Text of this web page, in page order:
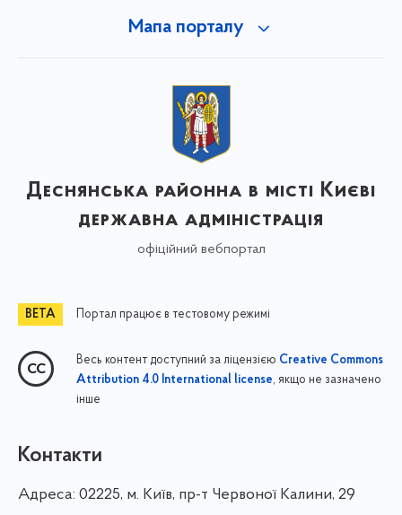
Мапа порталу
Деснянська районна в місті Києві
державна адміністрація
офіційний вебпортал
Портал працює в тестовому режимі
Весь контент доступний за ліцензією Creative Commons
Attribution 4.0 International license, якщо не зазначено
інше
Контакти
Адреса: 02225, м. Київ, пр-т Червоної Калини, 29